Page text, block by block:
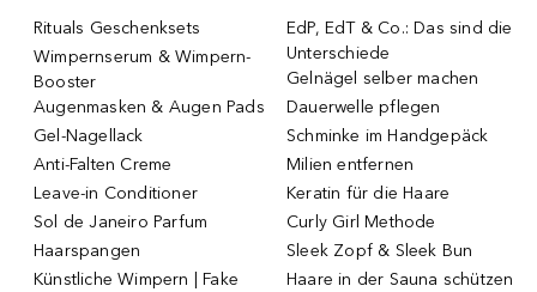
Rituals Geschenksets
Wimpernserum & Wimpern-
Booster
Augenmasken & Augen Pads
Gel-Nagellack
Anti-Falten Creme
Leave-in Conditioner
Sol de Janeiro Parfum
Haarspangen
Künstliche Wimpern | Fake
EdP, EdT & Co.: Das sind die
Unterschiede
Gelnägel selber machen
Dauerwelle pflegen
Schminke im Handgepäck
Milien entfernen
Keratin für die Haare
Curly Girl Methode
Sleek Zopf & Sleek Bun
Haare in der Sauna schützen